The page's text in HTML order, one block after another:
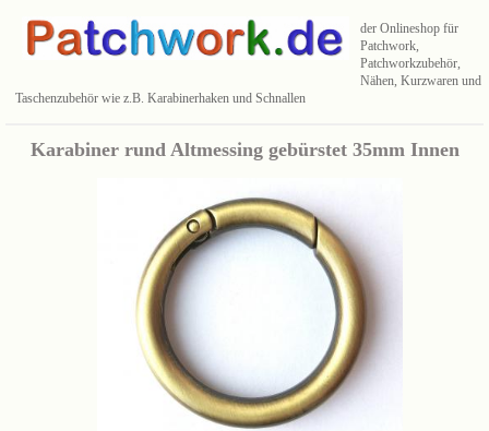
der Onlineshop für
Patchwork,
Patchworkzubehör,
Nähen, Kurzwaren und
Taschenzubehör wie z.B. Karabinerhaken und Schnallen
Karabiner rund Altmessing gebürstet 35mm Innen